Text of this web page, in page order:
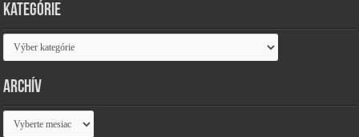
Kategórie
Kategórie
Archív
Archív